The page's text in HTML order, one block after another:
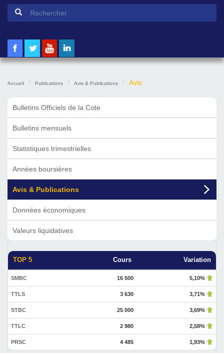
Formulaire de recherche
Accueil Publications Avis & Publications Avis
Bulletins Officiels de la Cote
Bulletins mensuels
Statistiques trimestrielles
Années boursières
Avis & Publications
Données économiques
Valeurs liquidatives
TOP 5 Cours Variation
SMBC 16 500 5,10%
TTLS 3 630 3,71%
STBC 25 000 3,69%
TTLC 2 980 2,58%
PRSC 4 485 1,93%